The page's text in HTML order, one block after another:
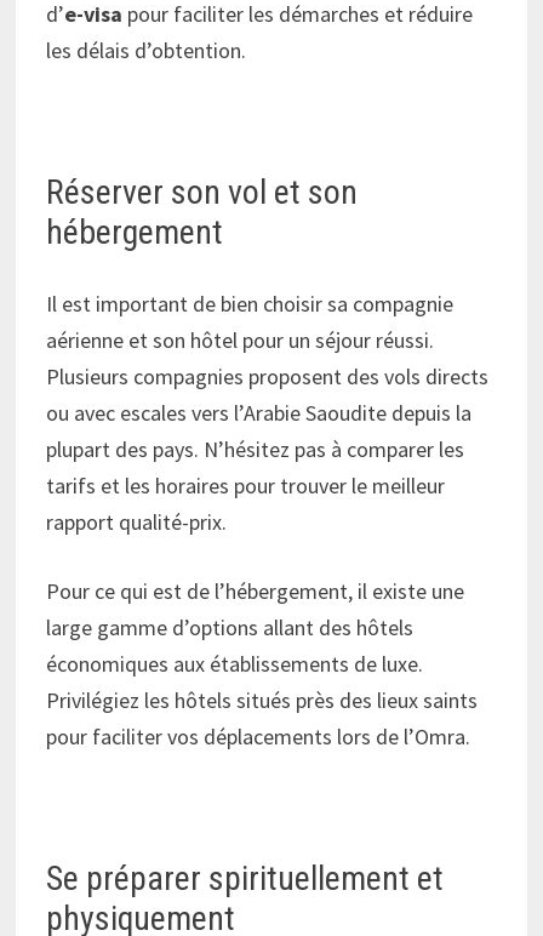
d’e-visa pour faciliter les démarches et réduire
les délais d’obtention.
Réserver son vol et son
hébergement
Il est important de bien choisir sa compagnie
aérienne et son hôtel pour un séjour réussi.
Plusieurs compagnies proposent des vols directs
ou avec escales vers l’Arabie Saoudite depuis la
plupart des pays. N’hésitez pas à comparer les
tarifs et les horaires pour trouver le meilleur
rapport qualité-prix.
Pour ce qui est de l’hébergement, il existe une
large gamme d’options allant des hôtels
économiques aux établissements de luxe.
Privilégiez les hôtels situés près des lieux saints
pour faciliter vos déplacements lors de l’Omra.
Se préparer spirituellement et
physiquement